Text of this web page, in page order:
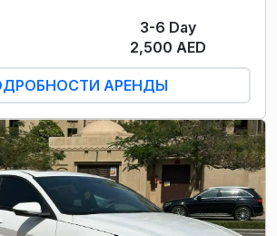
3-6 Day
2,500 AED
АРЕНДЫ